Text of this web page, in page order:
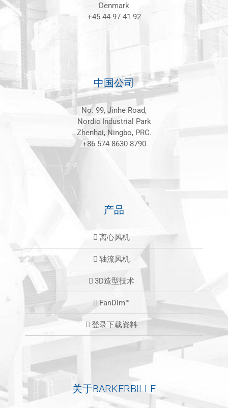
Denmark
+45 44 97 41 92
中国公司
No. 99, Jinhe Road,
Nordic Industrial Park
Zhenhai, Ningbo, PRC.
+86 574 8630 8790
产品
离心风机
轴流风机
3D造型技术
FanDim™
登录下载资料
关于BARKERBILLE